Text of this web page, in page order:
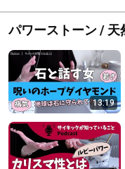
パワーストーン / 天
13:19